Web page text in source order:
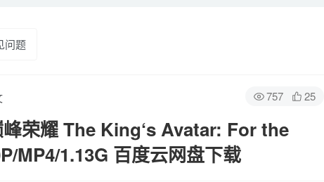
问题
757 25
荣耀 The King‘s Avatar: For the
MP4/1.13G 百度云网盘下载